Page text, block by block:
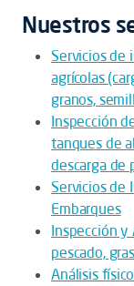
Nuestros
Servicios de
agrícolas
granos,
Inspección
tanques de
descarga de
Servicios de
Embarques
Inspección y
pescado,
Análisis